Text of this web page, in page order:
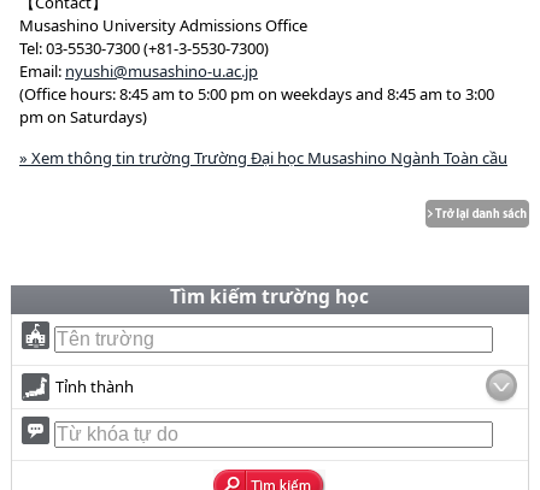
Musashino University Admissions Office
Tel: 03-5530-7300 (+81-3-5530-7300)
Email: nyushi@musashino-u.ac.jp
(Office hours: 8:45 am to 5:00 pm on weekdays and 8:45 am to 3:00
pm on Saturdays)
» Xem thông tin trường Trường Đại học Musashino Ngành Toàn cầu
Tìm kiếm trường học
Tỉnh thành